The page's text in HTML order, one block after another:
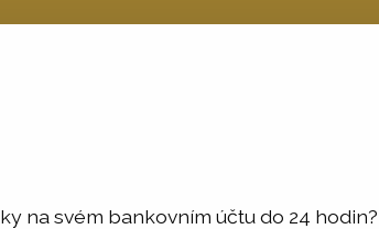
svém bankovním účtu do 24